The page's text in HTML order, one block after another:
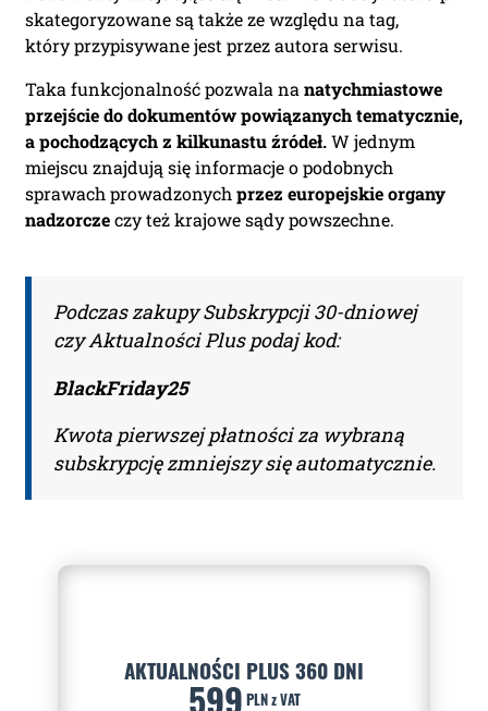
skategoryzowane są także ze względu na tag,
który przypisywane jest przez autora serwisu.
Taka funkcjonalność pozwala nanatychmiastowe
przejście do dokumentów powiązanych tematycznie,
a pochodzących z kilkunastu źródeł.W jednym
miejscu znajdują się informacje o podobnych
sprawach prowadzonychprzez europejskie organy
nadzorczeczy też krajowe sądy powszechne.
Podczas zakupy Subskrypcji 30-dniowej
czy Aktualności Plus podaj kod:
BlackFriday25
Kwota pierwszej płatności za wybraną
subskrypcję zmniejszy się automatycznie.
AKTUALNOŚCI PLUS 360 DNI
599 PLN z VAT